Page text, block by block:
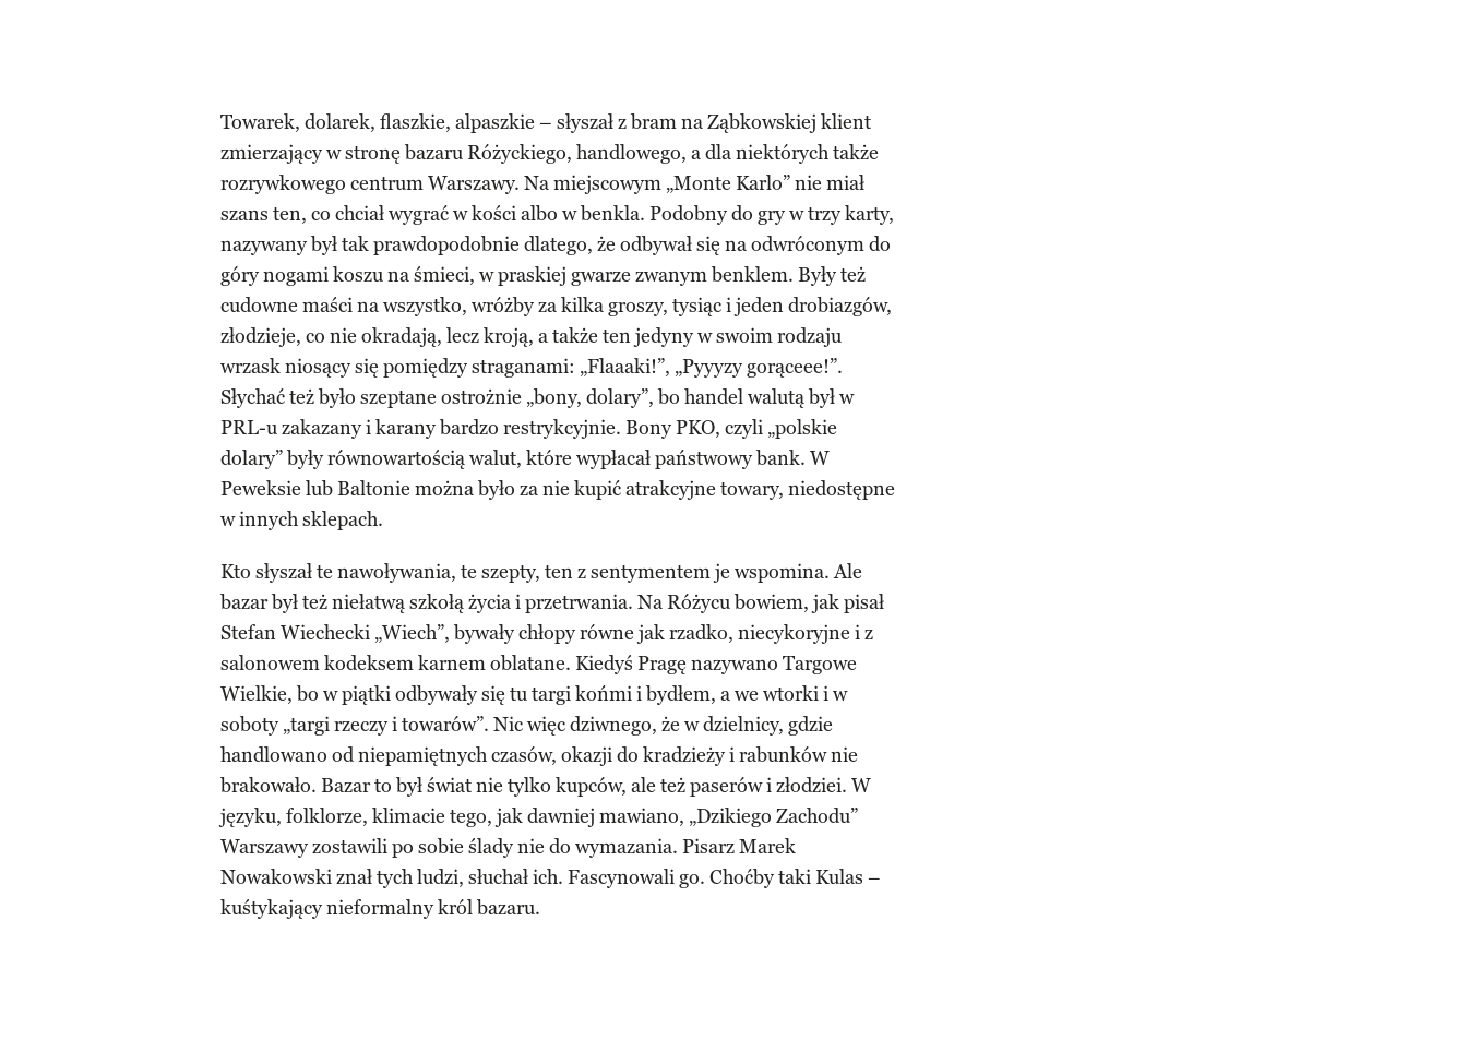
Towarek, dolarek, flaszkie, alpaszkie – słyszał z bram na Ząbkowskiej klient
zmierzający w stronę bazaru Różyckiego, handlowego, a dla niektórych także
rozrywkowego centrum Warszawy. Na miejscowym „Monte Karlo” nie miał
szans ten, co chciał wygrać w kości albo w benkla. Podobny do gry w trzy karty,
nazywany był tak prawdopodobnie dlatego, że odbywał się na odwróconym do
góry nogami koszu na śmieci, w praskiej gwarze zwanym benklem. Były też
cudowne maści na wszystko, wróżby za kilka groszy, tysiąc i jeden drobiazgów,
złodzieje, co nie okradają, lecz kroją, a także ten jedyny w swoim rodzaju
wrzask niosący się pomiędzy straganami: „Flaaaki!”, „Pyyyzy gorąceee!”.
Słychać też było szeptane ostrożnie „bony, dolary”, bo handel walutą był w
PRL-u zakazany i karany bardzo restrykcyjnie. Bony PKO, czyli „polskie
dolary” były równowartością walut, które wypłacał państwowy bank. W
Peweksie lub Baltonie można było za nie kupić atrakcyjne towary, niedostępne
w innych sklepach.
Kto słyszał te nawoływania, te szepty, ten z sentymentem je wspomina. Ale
bazar był też niełatwą szkołą życia i przetrwania. Na Różycu bowiem, jak pisał
Stefan Wiechecki „Wiech”, bywały chłopy równe jak rzadko, niecykoryjne i z
salonowem kodeksem karnem oblatane. Kiedyś Pragę nazywano Targowe
Wielkie, bo w piątki odbywały się tu targi końmi i bydłem, a we wtorki i w
soboty „targi rzeczy i towarów”. Nic więc dziwnego, że w dzielnicy, gdzie
handlowano od niepamiętnych czasów, okazji do kradzieży i rabunków nie
brakowało. Bazar to był świat nie tylko kupców, ale też paserów i złodziei. W
języku, folklorze, klimacie tego, jak dawniej mawiano, „Dzikiego Zachodu”
Warszawy zostawili po sobie ślady nie do wymazania. Pisarz Marek
Nowakowski znał tych ludzi, słuchał ich. Fascynowali go. Choćby taki Kulas –
kuśtykający nieformalny król bazaru.